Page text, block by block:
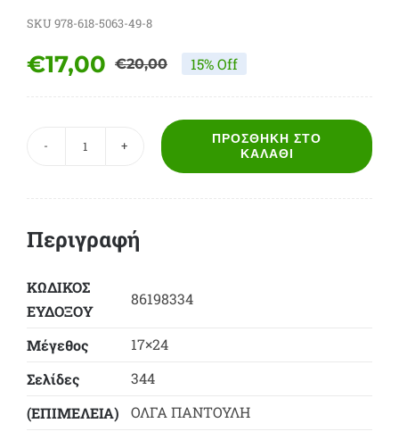
SKU 978-618-5063-49-8
€20,00Original
was:
€20,00.
€17,00
Η
τιμή
είναι:
15% Off
ΣΥΝ-
ΦΥΛΟ
ΕΚΠΑΙΔΕΥΣΗ
ποσότητα
ΠΡΟΣΘΉΚΗ ΣΤΟ
ΚΑΛΆΘΙ
Περιγραφή
ΚΩΔΙΚΟΣ
ΕΥΔΟΞΟY
86198334
Μέγεθος
17×24
Σελίδες
344
(ΕΠΙΜΕΛΕΙΑ)
ΟΛΓΑ ΠΑΝΤΟΥΛΗ